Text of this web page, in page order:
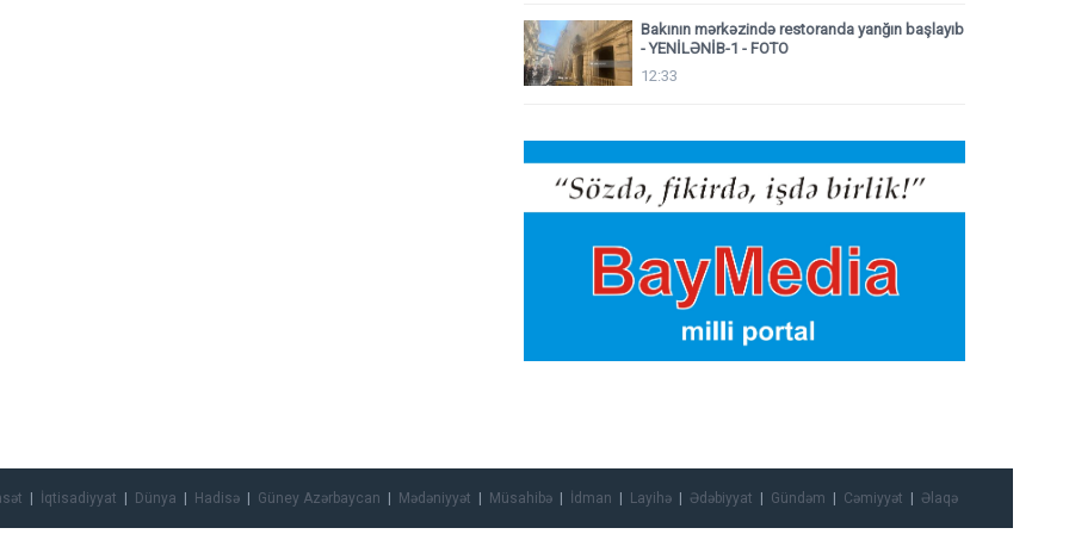
Bakının mərkəzində restoranda yanğın başlayıb
- YENİLƏNİB-1 - FOTO
12:33
İqtisadiyyat Dünya Hadisə Güney Azərbaycan Mədəniyyət Müsahibə İdman Layihə Ədəbiyyat Gündəm Cəmiyyət Əlaqə